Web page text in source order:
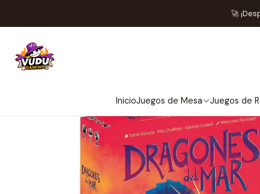
InicioJuegos de Mesa Juegos de
🚀